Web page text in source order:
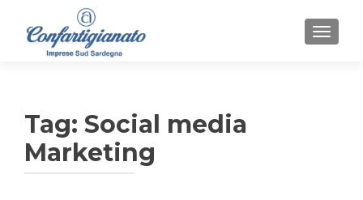
Tag: Social media
Marketing